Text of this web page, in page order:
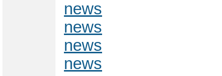
news
news
news
news